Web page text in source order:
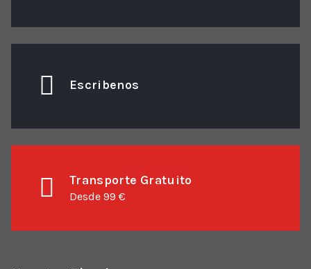
Escribenos
Transporte Gratuito
Desde 99 €